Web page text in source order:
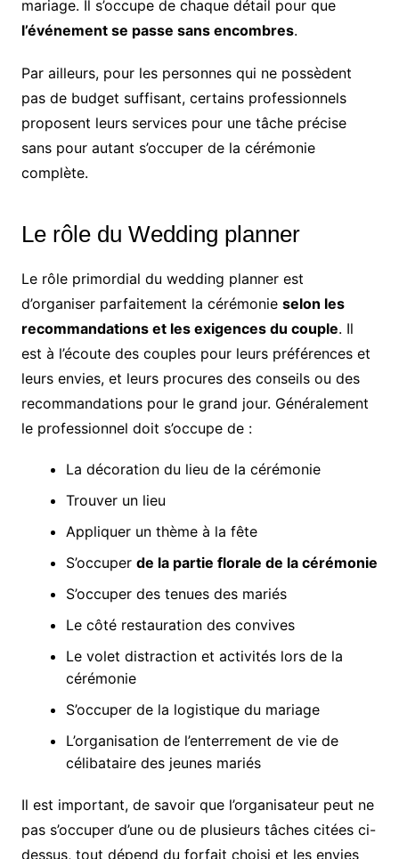
mariage. Il s’occupe de chaque détail pour que
l’événement se passe sans encombres.
Par ailleurs, pour les personnes qui ne possèdent
pas de budget suffisant, certains professionnels
proposent leurs services pour une tâche précise
sans pour autant s’occuper de la cérémonie
complète.
Le rôle du Wedding planner
Le rôle primordial du wedding planner est
d’organiser parfaitement la cérémonie selon les
recommandations et les exigences du couple. Il
est à l’écoute des couples pour leurs préférences et
leurs envies, et leurs procures des conseils ou des
recommandations pour le grand jour. Généralement
le professionnel doit s’occupe de :
La décoration du lieu de la cérémonie
Trouver un lieu
Appliquer un thème à la fête
S’occuper de la partie florale de la cérémonie
S’occuper des tenues des mariés
Le côté restauration des convives
Le volet distraction et activités lors de la
cérémonie
S’occuper de la logistique du mariage
L’organisation de l’enterrement de vie de
célibataire des jeunes mariés
Il est important, de savoir que l’organisateur peut ne
pas s’occuper d’une ou de plusieurs tâches citées ci-
dessus, tout dépend du forfait choisi et les envies